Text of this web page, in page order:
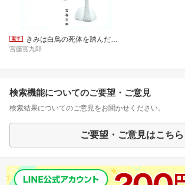
きみは白鳥の死体を踏んだことがあるか（下駄で）
宮藤官九郎
検索機能についてのご要望・ご意見
検索結果についてのご意見をお聞かせください。
ご要望・ご意見はこちら